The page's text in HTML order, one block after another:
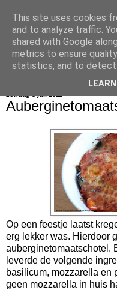
bijna net
Op een feestje laatst
erg lekker was. Hierdoor
auberginetomaatschotel.
leverde de volgende
basilicum, mozzarella en
geen mozzarella in huis
This site uses cookies
and to analyze traffic.
shared with Google
metrics to ensure
statistics, and to detect